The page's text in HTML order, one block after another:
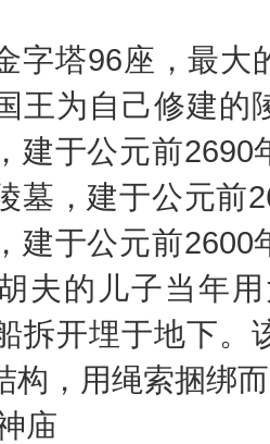
字塔96座，最大
王为自己修建的
建于公元前
墓，建于公元前
建于公元前
夫的儿子当年
拆开埋于地下。
构，用绳索捆绑
庙